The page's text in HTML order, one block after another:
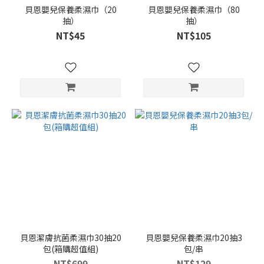
貝恩嬰兒保養柔濕巾（20
抽）
NT$45
貝恩嬰兒保養柔濕巾（80
抽）
NT$105
貝恩潔膚抗菌柔濕巾30抽20
包(箱購超值組)
貝恩嬰兒保養柔濕巾20抽3
包/串